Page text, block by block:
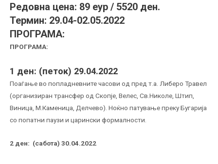
Редовна цена: 89 еур / 5520 ден.
Термин: 29.04-02.05.2022
ПРОГРАМА:
ПРОГРАМА:
1 ден: (петок) 29.04.2022
Поаѓање во попладневните часови од пред т.а. Либеро Травел
(организиран трансфер од Скопје, Велес, Св.Николе, Штип,
Виница, М.Каменица, Делчево). Ноќно патување преку Бугарија
со попатни паузи и царински формалности.
2 ден: (сабота) 30.04.2022